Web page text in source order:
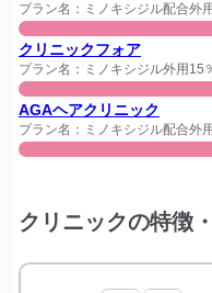
プラン名：ミノキシジル配合外
クリニックフォア
プラン名：ミノキシジル外用15
AGAヘアクリニック
プラン名：ミノキシジル配合外
クリニックの特徴